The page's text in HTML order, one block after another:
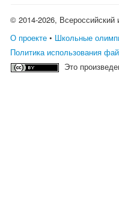
© 2014-2026, Всероссийский
О проекте • Школьные
Политика использования
Это